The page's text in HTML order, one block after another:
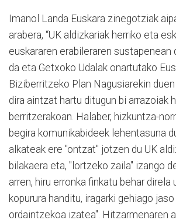
Imanol Landa Euskara zinegotziak
arabera, “UK aldizkariak herriko eta
euskararen erabileraren sustapenean
da eta Getxoko Udalak onartutako
Biziberritzeko Plan Nagusiarekin
dira aintzat hartu ditugun bi arrazoiak
berritzerakoan. Halaber, hizkuntza-
begira komunikabideek lehentasuna
alkateak ere "ontzat" jotzen du UK
bilakaera eta, "lortzeko zaila" izango
arren, hiru erronka finkatu behar direla
kopurura handitu, iragarki gehiago
ordaintzekoa izatea". Hitzarmenaren